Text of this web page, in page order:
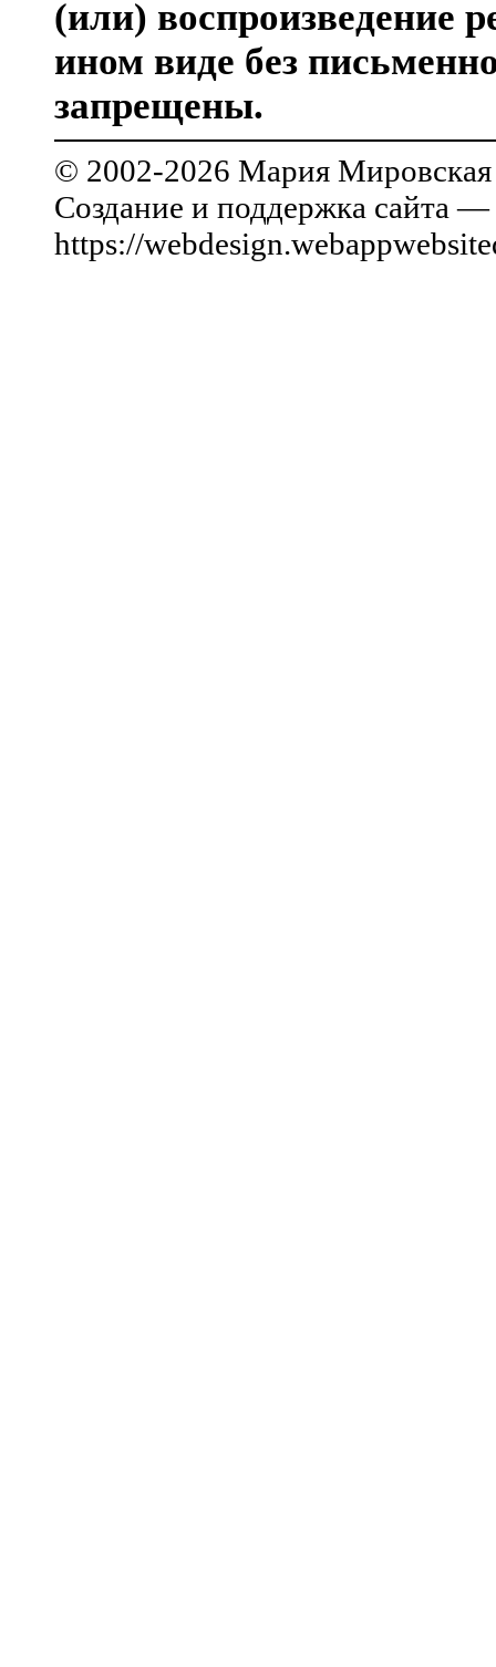
(или) воспроизведение
ином виде без
запрещены.
© 2002-2026 Мария Мировская
Создание и поддержка сайта
https://